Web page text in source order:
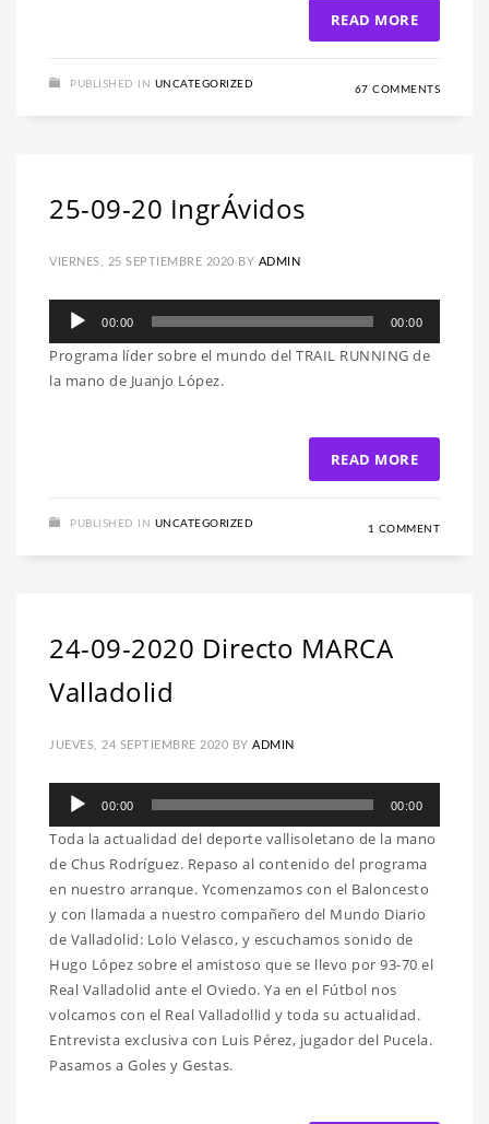
READ MORE
PUBLISHED IN UNCATEGORIZED 67 COMMENTS
25-09-20 IngrÁvidos
VIERNES, 25 SEPTIEMBRE 2020 BY ADMIN
Reproductor
audio
00:00 00:00
Programa líder sobre el mundo del TRAIL RUNNING de
la mano de Juanjo López.
READ MORE
PUBLISHED IN UNCATEGORIZED 1 COMMENT
24-09-2020 Directo MARCA
Valladolid
JUEVES, 24 SEPTIEMBRE 2020 BY ADMIN
Reproductor
audio
00:00 00:00
Toda la actualidad del deporte vallisoletano de la mano
de Chus Rodríguez. Repaso al contenido del programa
en nuestro arranque. Ycomenzamos con el Baloncesto
y con llamada a nuestro compañero del Mundo Diario
de Valladolid: Lolo Velasco, y escuchamos sonido de
Hugo López sobre el amistoso que se llevo por 93-70 el
Real Valladolid ante el Oviedo. Ya en el Fútbol nos
volcamos con el Real Valladollid y toda su actualidad.
Entrevista exclusiva con Luis Pérez, jugador del Pucela.
Pasamos a Goles y Gestas.